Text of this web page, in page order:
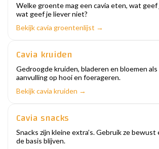
Welke groente mag een cavia eten, wat
wat geef je liever niet?
Bekijk cavia groentenlijst →
Cavia kruiden
Gedroogde kruiden, bladeren en bloemen
aanvulling op hooi en foerageren.
Bekijk cavia kruiden →
Cavia snacks
Snacks zijn kleine extra’s. Gebruik ze
de basis blijven.